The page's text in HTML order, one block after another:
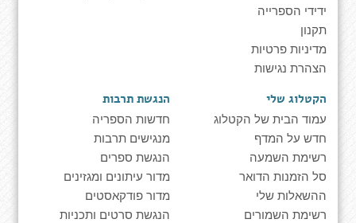
ידידי הספרייה
תקנון
מדיניות פרטיות
הצהרת נגישות
הקטלוג שלי
עמוד הבית של הקטלוג
חדש על המדף
רשימת השמעה
סל הזמנות הדואר
ההשאלות שלי
רשימת השמורים
הנגשת תרבות
חדשות הספריה
מנגישים תרבות
הנגשת ספרים
מדור עיתונים ומגזינים
מדור פודקאסטים
הנגשת סרטים ותכניות